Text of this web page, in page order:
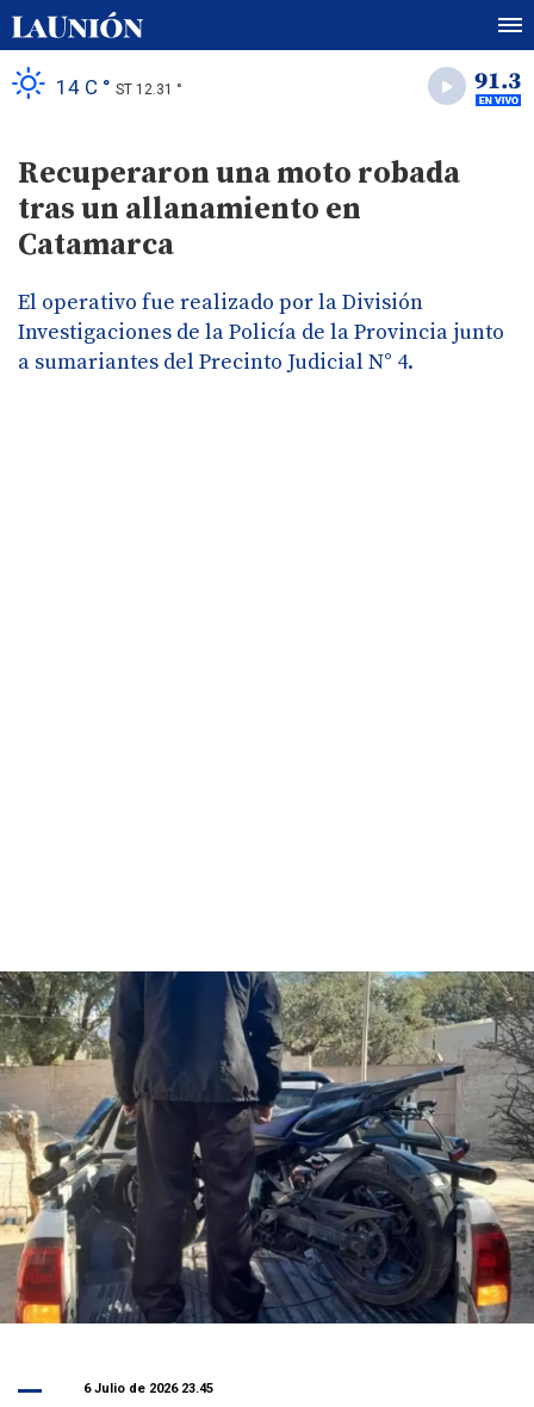
14 C ° ST 12.31 °
Recuperaron una moto robada
tras un allanamiento en
Catamarca
El operativo fue realizado por la División
Investigaciones de la Policía de la Provincia junto
a sumariantes del Precinto Judicial N° 4.
6 Julio de 2026 23.45